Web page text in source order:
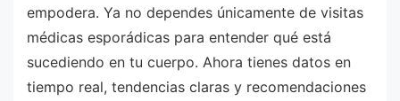
empodera. Ya no dependes únicamente de visitas
médicas esporádicas para entender qué está
sucediendo en tu cuerpo. Ahora tienes datos en
tiempo real, tendencias claras y recomendaciones